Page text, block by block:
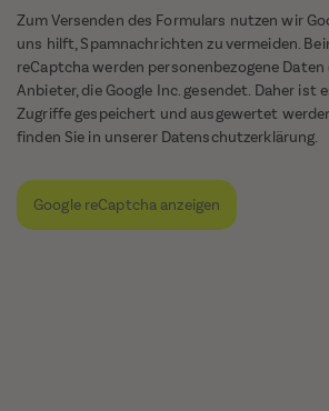
Zum Versenden des Formulars nutzen wir
uns hilft, Spamnachrichten zu vermeiden.
reCaptcha werden personenbezogene Daten
Anbieter, die Google Inc. gesendet. Daher ist
Zugriffe gespeichert und ausgewertet
finden Sie in unserer Datenschutzerklärung.
Google reCaptcha anzeigen